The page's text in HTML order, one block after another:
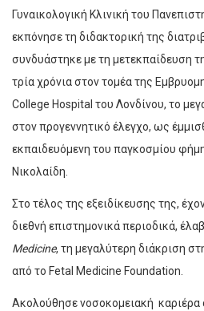
Γυναικολογική Κλινική του
εκπόνησε τη διδακτορική της
συνδυάστηκε με τη μετεκπαίδευση
τρία χρόνια στον τομέα της
College Hospital του Λονδίνου, το
στον προγεννητικό έλεγχο, ως
εκπαιδευόμενη του παγκοσμίου
Νικολαίδη.
Στο τέλος της εξειδίκευσης της,
διεθνή επιστημονικά περιοδικά,
Medicine, τη μεγαλύτερη διάκριση
από το Fetal Medicine Foundation.
Ακολούθησε νοσοκομειακή καριέρα